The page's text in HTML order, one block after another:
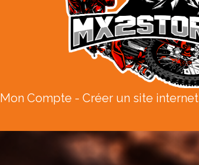
Mon Compte Créer un site internet